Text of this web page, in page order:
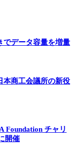
でデータ容量を増量
本商工会議所の新役
Foundation チャリ
開催